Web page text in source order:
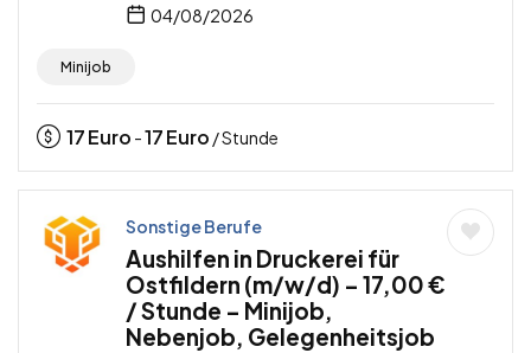
04/08/2026
Minijob
17Euro -17Euro / Stunde
Sonstige Berufe
Aushilfen in Druckerei für
Ostfildern (m/w/d) – 17,00 €
/ Stunde – Minijob,
Nebenjob, Gelegenheitsjob